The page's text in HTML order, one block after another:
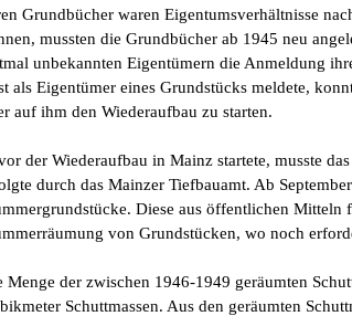
Grundbücher waren Eigentumsverhältnisse
mussten die Grundbücher ab 1945 neu
unbekannten Eigentümern die Anmeldung
als Eigentümer eines Grundstücks meldete,
auf ihm den Wiederaufbau zu starten.
der Wiederaufbau in Mainz startete, musste
durch das Mainzer Tiefbauamt. Ab
Diese aus öffentlichen Mitteln
von Grundstücken, wo noch
Menge der zwischen 1946-1949 geräumten
Schuttmassen. Aus den geräumten